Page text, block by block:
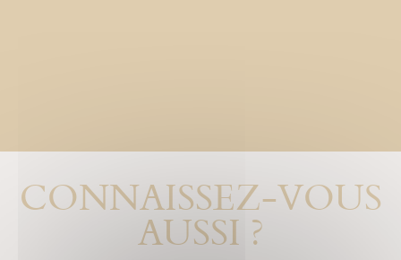
CONNAISSEZ-VOUS
AUSSI ?